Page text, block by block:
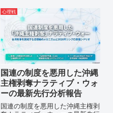
強行しようとしている「仲村覚の
実名公表」。行政側はこの行為
を、特定の個人を社会的制裁に追
い込むための「仕上げ」だと考え
て...
心理戦
国連の制度を悪用した沖縄
主権剥奪ナラティブ・ウォ
ーの最新先行分析報告
国連の制度を悪用した沖縄主権剥